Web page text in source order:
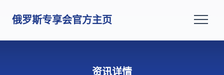
俄罗斯专享会官方主页
资讯详情